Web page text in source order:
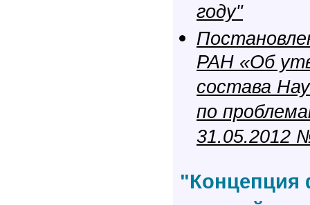
году"
РАН «Об
состава
по
31.05.2012
"Концепция